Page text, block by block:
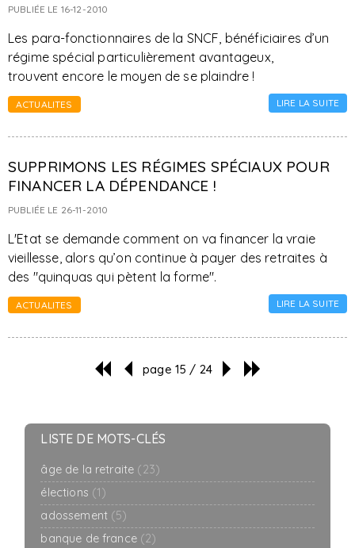
PUBLIÉE LE 16-12-2010
Les para-fonctionnaires de la SNCF, bénéficiaires d’un
régime spécial particulièrement avantageux,
trouvent encore le moyen de se plaindre !
ACTUALITES LIRE LA SUITE
SUPPRIMONS LES RÉGIMES SPÉCIAUX POUR
FINANCER LA DÉPENDANCE !
PUBLIÉE LE 26-11-2010
L'Etat se demande comment on va financer la vraie
vieillesse, alors qu’on continue à payer des retraites à
des "quinquas qui pètent la forme".
ACTUALITES LIRE LA SUITE
page 15 / 24
LISTE DE MOTS-CLÉS
âge de la retraite (23)
élections (1)
adossement (5)
banque de france (2)